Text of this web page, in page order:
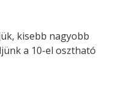
kisebb nagyobb
a 10-el osztható